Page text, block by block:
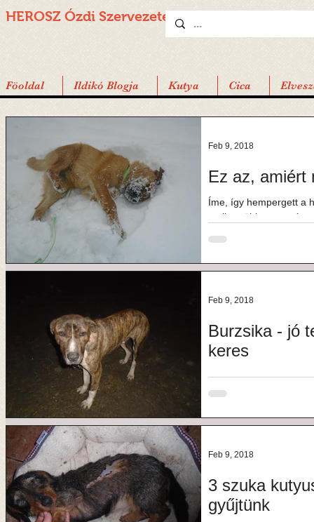
HEROSZ Ózdi Szervezete
Föoldal Ildikó Blogja Kutya Cica
Ez az, amiért
Íme, így hempergett a
amikor több napon át
Feb 9, 2018
Burzsika - jó
keres
Burzsika szerető
egy nagyon nagy
Feb 9, 2018
3 szuka
gyűjtünk
Feb 9, 2018